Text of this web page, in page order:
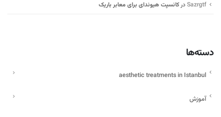
Sazrgtfدرکانسپت هیوندای برای معابر باریک
دسته‌ها
aesthetic treatments in Istanbul
آموزش